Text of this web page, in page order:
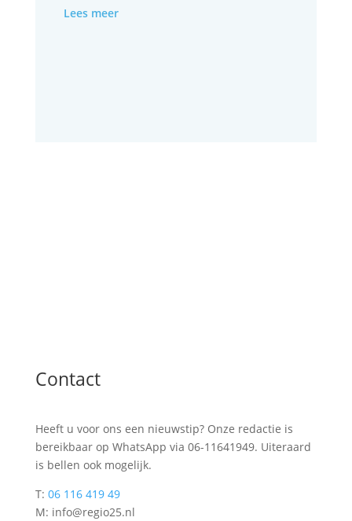
Lees meer
Contact
Heeft u voor ons een nieuwstip? Onze redactie is
bereikbaar op WhatsApp via 06-11641949. Uiteraard
is bellen ook mogelijk.
T: 06 116 419 49
M: info@regio25.nl